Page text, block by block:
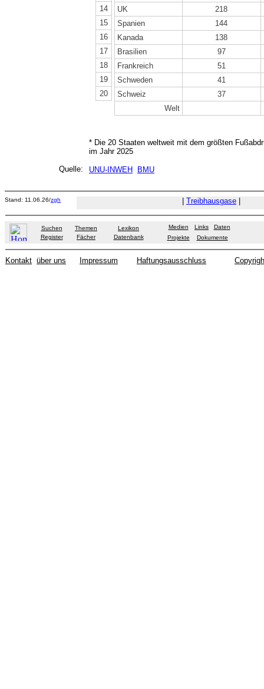
14
15
16
17
18
19
20
UK
218
Spanien
144
Kanada
138
Brasilien
97
Frankreich
51
Schweden
41
Schweiz
37
Welt
* Die 20 Staaten weltweit mit dem größten
im Jahr 2025
Quelle:
UNU-INWEH BMU
Stand: 11.06.26/zgh Treibhausgase
Suchen Themen
Lexikon
Register
Fächer Datenbank
Medien Links
Daten
Projekte
Dokumente
Kontakt über uns Impressum Haftungsausschluss